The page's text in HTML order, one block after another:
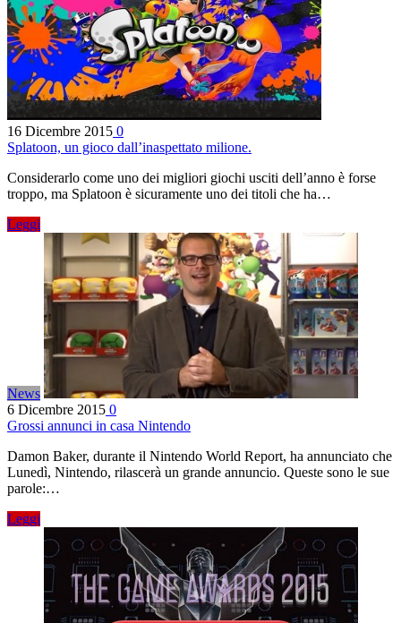
16 Dicembre 2015 0
Splatoon, un gioco dall’inaspettato milione.
Considerarlo come uno dei migliori giochi usciti dell’anno è forse
troppo, ma Splatoon è sicuramente uno dei titoli che ha…
Leggi
News
6 Dicembre 2015 0
Grossi annunci in casa Nintendo
Damon Baker, durante il Nintendo World Report, ha annunciato che
Lunedì, Nintendo, rilascerà un grande annuncio. Queste sono le sue
parole:…
Leggi